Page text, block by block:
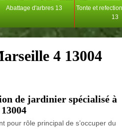
Abattage d'arbres 13
Tonte et
13
4 13004
de jardinier spécialisé à
pour rôle principal de s’occuper du